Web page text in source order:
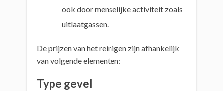
ook door menselijke activiteit zoals
uitlaatgassen.
De prijzen van het reinigen zijn afhankelijk
van volgende elementen:
Type gevel